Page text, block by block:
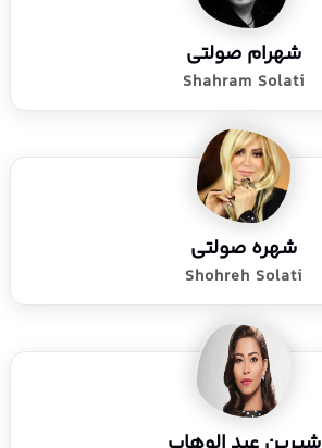
شهرام صولتی
Shahram Solati
شهره صولتی
Shohreh Solati